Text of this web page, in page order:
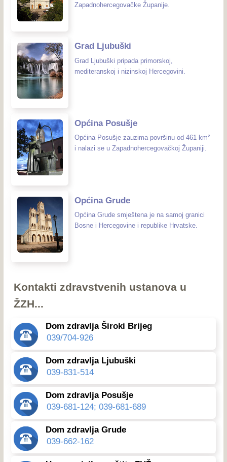
Zapadnohercegovačke Županije.
Grad Ljubuški
Grad Ljubuški pripada primorskoj,
mediteranskoj i nizinskoj Hercegovini.
Općina Posušje
Općina Posušje zauzima površinu od 461 km²
i nalazi se u Zapadnohercegovačkoj Županiji.
Općina Grude
Općina Grude smještena je na samoj granici
Bosne i Hercegovine i republike Hrvatske.
Kontakti zdravstvenih ustanova u
ŽZH...
Dom zdravlja Široki Brijeg
039/704-926
Dom zdravlja Ljubuški
039-831-514
Dom zdravlja Posušje
039-681-124; 039-681-689
Dom zdravlja Grude
039-662-162